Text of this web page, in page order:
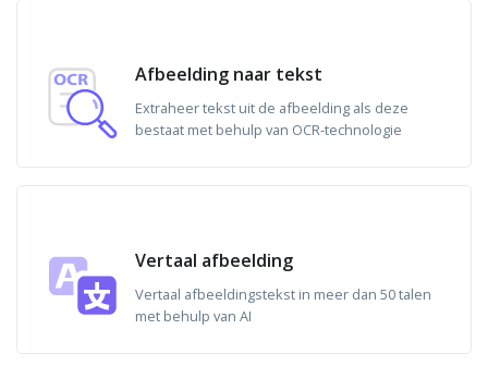
Afbeelding naar tekst
Extraheer tekst uit de afbeelding als deze
bestaat met behulp van OCR-technologie
Vertaal afbeelding
Vertaal afbeeldingstekst in meer dan 50 talen
met behulp van AI